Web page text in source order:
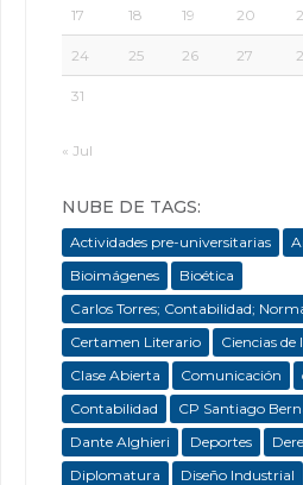
17 18 19 20
24 25 26 27
31
« Jul
NUBE DE TAGS:
Actividades pre-universitarias
Bioimágenes
Bioética
Carlos Torres; Contabilidad;
Certamen Literario
Ciencias de
Clase Abierta
Comunicación
Contabilidad
CP Santiago
Dante Alghieri
Deportes
Diplomatura
Diseño Industrial